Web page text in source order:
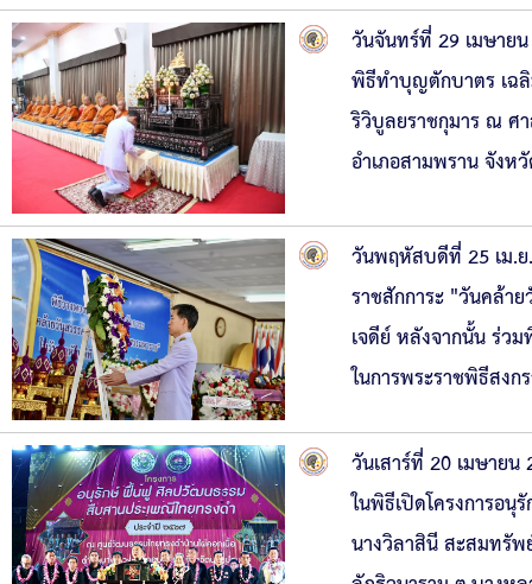
วันจันทร์ที่ 29 เมษาย
พิธีทำบุญตักบาตร เฉลิ
ริวิบูลยราชกุมาร ณ ศ
อำเภอสามพราน จังห
วันพฤหัสบดีที่ 25 เม.ย
ราชสักการะ "วันคล้า
เจดีย์ หลังจากนั้น ร่ว
ในการพระราชพิธีสง
วันเสาร์ที่ 20 เมษาย
ในพิธีเปิดโครงการอ
นางวิลาสินี สะสมทรั